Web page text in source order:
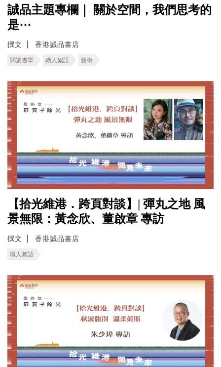
誠品主題專欄｜ ​關於空間，我們思考的
是⋯
撰文 香港誠品書店
閱讀書單 職人絮語 藝術
【拾光維港．跨頁對談】| 彈丸之地 風
景無限：黃念欣、董啟章 專訪
撰文 香港誠品書店
職人絮語